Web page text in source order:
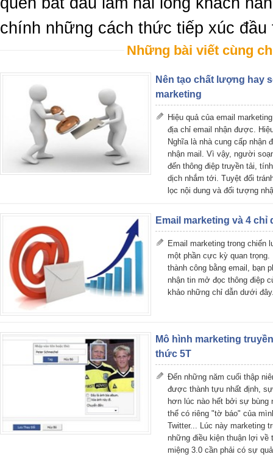
chính những cách thức tiếp xúc
Những bài viết cùng
Nên tạo chất lượng hay
marketing
Hiệu quả của email
địa chỉ email nhận được.
Nghĩa là nhà cung cấp
nhận mail. Vì vậy, người
đến thông điệp truyền tải,
dịch nhắm tới. Tuyệt đối
lọc nội dung và đối tượng
Email marketing và 4
Email marketing trong chiến
một phần cực kỳ quan
thành công bằng email, bạn
nhận tin mở đọc thông điệp
khảo những chỉ dẫn dưới
Mô hình marketing
thức 5T
Đến những năm cuối thập
được thành tựu nhất định,
hơn lúc nào hết bởi sự bùng
thể có riêng "tờ báo" của
Twitter... Lúc này marketing
những điều kiện thuận lợi về
miệng 3.0 cần phải có sự